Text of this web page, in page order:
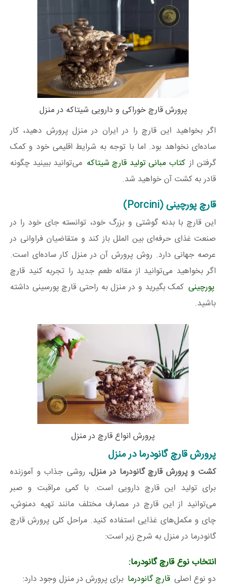
پرورش قارچ خوراکی و دارویی شیتاکه در منزل
اگر بخواهید این قارچ را در ایران در منزل پرورش دهید، کار
ساده‌ای نخواهد بود. اما با توجه به شرایط اقلیمی خود و کمک
گرفتن از کتاب مبانی تولید قارچ شیتاکه می‌توانید ببینید چگونه
قادر به کشت آن خواهید شد.
قارچ پورچینی (Porcini)
این قارچ با بدنه گوشتی و بزرگ خود، توانسته جای خود را در
صنعت غذای حرفه‌ای بین الملل باز کند و متقاضیان فراوانی در
عرصه جهانی دارد. روش پرورش آن در منزل کار ساده‌ای است.
اگر بخواهید می‌توانید از مقاله طعم جدید را تجربه کنید قارچ
پورچینی کمک بگیرید و در منزل به راحتی قارچ پورسینی داشته
باشید.
پرورش انواع قارچ در منزل
پرورش قارچ گانودرما در منزل
کشت و پرورش قارچ گانودرما در منزل، روشی جذاب و آموزنده
برای تولید این قارچ دارویی است. با کمی مراقبت و صبر
می‌توانید از این قارچ در مصارف مختلف مانند تهیه دمنوش،
چای و مکمل‌های غذایی استفاده کنید. مراحل کلی پرورش قارچ
گانودرما در منزل به شرح زیر است:
انتخاب نوع قارچ گانودرما:
دو نوع اصلی قارچ گانودرما برای پرورش در منزل وجود دارد: